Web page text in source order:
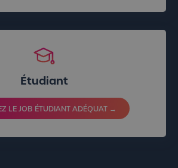
Étudiant
LE JOB ÉTUDIANT ADÉQUAT →